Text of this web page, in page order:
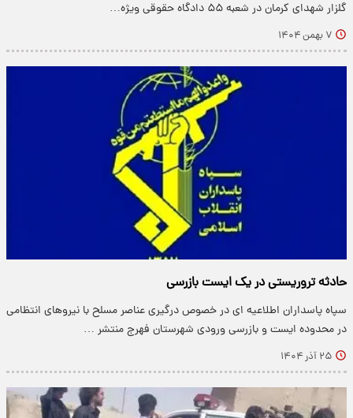
گلزار شهدای کرمان در شعبه ۵۵ دادگاه حقوقی ویژه…
۷ بهمن ۱۴۰۴
حادثه تروریستی در یک ایست بازرسی
سپاه پاسداران اطلاعیه ای در خصوص درگیری عناصر مسلح با نیروهای انتظامی
در محدوده ایست و بازرسی ورودی شهرستان فهرج منتشر …
۲۵ آذر ۱۴۰۴